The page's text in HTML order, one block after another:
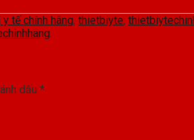
tế chính hãng, thietbiyte,
.
dấu *